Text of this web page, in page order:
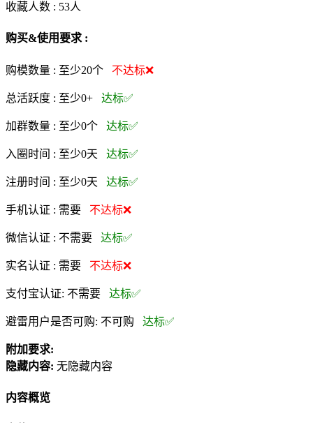
收藏人数 : 53人
购买&使用要求 :
购模数量 : 至少20个 不达标❌
总活跃度 : 至少0+ 达标✅
加群数量 : 至少0个 达标✅
入圈时间 : 至少0天 达标✅
注册时间 : 至少0天 达标✅
手机认证 : 需要 不达标❌
微信认证 : 不需要 达标✅
实名认证 : 需要 不达标❌
支付宝认证: 不需要 达标✅
避雷用户是否可购: 不可购 达标✅
附加要求:
隐藏内容: 无隐藏内容
内容概览